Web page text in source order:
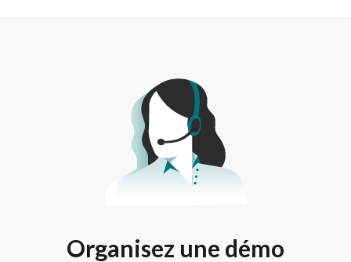
Organisez une démo